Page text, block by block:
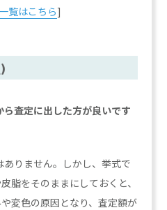
覧はこちら]
査定に出した方が良いです
りません。しかし、挙式で
脂をそのままにしておくと、
変色の原因となり、査定額が